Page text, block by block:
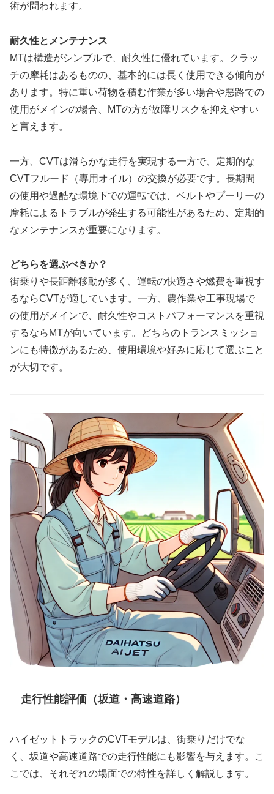
術が問われます。
耐久性とメンテナンス
MTは構造がシンプルで、耐久性に優れています。クラッ
チの摩耗はあるものの、基本的には長く使用できる傾向が
あります。特に重い荷物を積む作業が多い場合や悪路での
使用がメインの場合、MTの方が故障リスクを抑えやすい
と言えます。
一方、CVTは滑らかな走行を実現する一方で、定期的な
CVTフルード（専用オイル）の交換が必要です。長期間
の使用や過酷な環境下での運転では、ベルトやプーリーの
摩耗によるトラブルが発生する可能性があるため、定期的
なメンテナンスが重要になります。
どちらを選ぶべきか？
街乗りや長距離移動が多く、運転の快適さや燃費を重視す
るならCVTが適しています。一方、農作業や工事現場で
の使用がメインで、耐久性やコストパフォーマンスを重視
するならMTが向いています。どちらのトランスミッショ
ンにも特徴があるため、使用環境や好みに応じて選ぶこと
が大切です。
走行性能評価（坂道・高速道路）
ハイゼットトラックのCVTモデルは、街乗りだけでな
く、坂道や高速道路での走行性能にも影響を与えます。こ
こでは、それぞれの場面での特性を詳しく解説します。